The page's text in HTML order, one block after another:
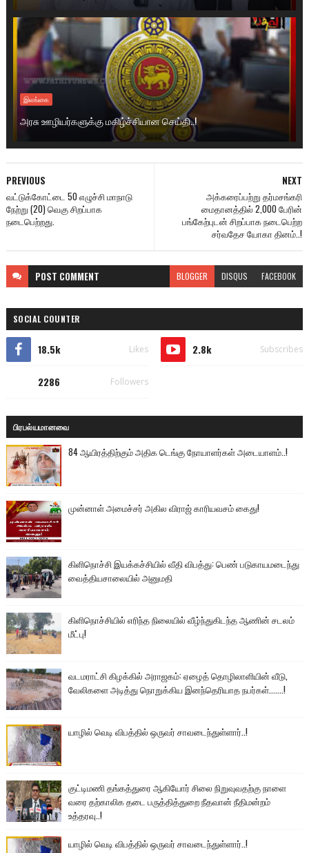
இலங்கை
அரசு ஊழியர்களுக்கு மகிழ்ச்சியான செய்தி..!
NEXT
அக்கரைப்பற்று தர்மசங்கரி
மைதானத்தில் 2,000 பேரின்
பங்கேற்புடன் சிறப்பாக நடைபெற்ற
சர்வதேச யோகா தினம்..!
PREVIOUS
வட்டுக்கோட்டை 50 எழுச்சி மாநாடு
நேற்று (20) வெகு சிறப்பாக
நடைபெற்றது.
POST COMMENT BLOGGER DISQUS FACEBOOK
SOCIAL COUNTER
18.5k Likes 2.8k Subscribes
2286 Followers
பிரபல்யமானவை
84 ஆயிரத்திற்கும் அதிக டெங்கு நோயாளர்கள் அடையாளம்..!
முன்னாள் அமைச்சர் அகில விராஜ் காரியவசம் கைது!
கிளிநொச்சி இயக்கச்சியில் வீதி விபத்து: பெண் படுகாயமடைந்து
வைத்தியசாலையில் அனுமதி
கிளிநொச்சியில் எரிந்த நிலையில் வீழ்ந்துகிடந்த ஆணின் சடலம்
மீட்பு!
வடமராட்சி கிழக்கில் அராஜகம்: ஏழைத் தொழிலாளியின் வீடு,
வேலிகளை அடித்து நொறுக்கிய இனந்தெரியாத நபர்கள்.......!
யாழில் வெடி விபத்தில் ஒருவர் சாவடைந்துள்ளார்..!
குட்டிமணி தங்கத்துரை ஆகியோர் சிலை நிறுவுவதற்கு நாளை
வரை தற்காலிக தடை பருத்தித்துறை நீதவான் நீதிமன்றம்
உத்தரவு..!
யாழில் வெடி விபத்தில் ஒருவர் சாவடைந்துள்ளார்..!